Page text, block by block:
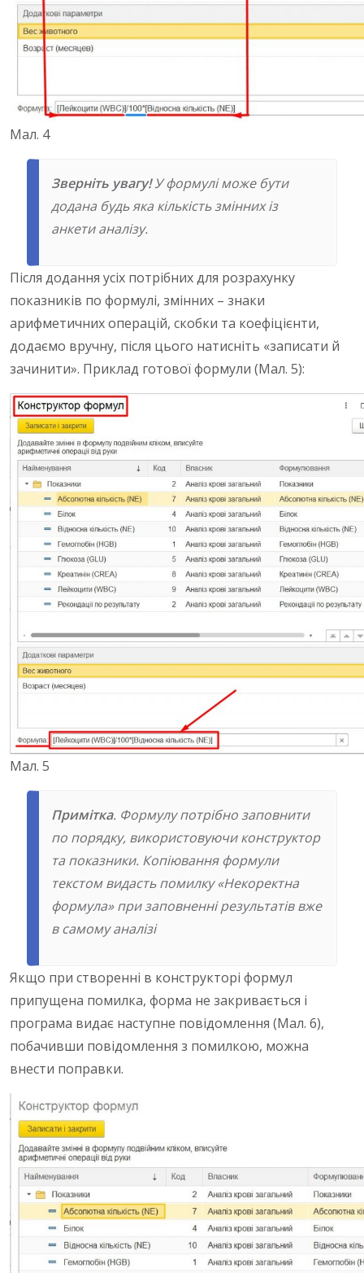
Мал. 4
Зверніть увагу!У формулі може бути
додана будь яка кількість змінних із
анкети аналізу.
Після додання усіх потрібних для розрахунку
показників по формулі, змінних – знаки
арифметичних операцій, скобки та коефіцієнти,
додаємо вручну, після цього натисніть «записати й
зачинити». Приклад готової формули (Мал. 5):
Мал. 5
Примітка. Формулу потрібно заповнити
по порядку, використовуючи конструктор
та показники. Копіювання формули
текстом видасть помилку «Некоректна
формула» при заповненні результатів вже
в самому аналізі
Якщо при створенні в конструкторі формул
припущена помилка, форма не закривається і
програма видає наступне повідомлення (Мал. 6),
побачивши повідомлення з помилкою, можна
внести поправки.